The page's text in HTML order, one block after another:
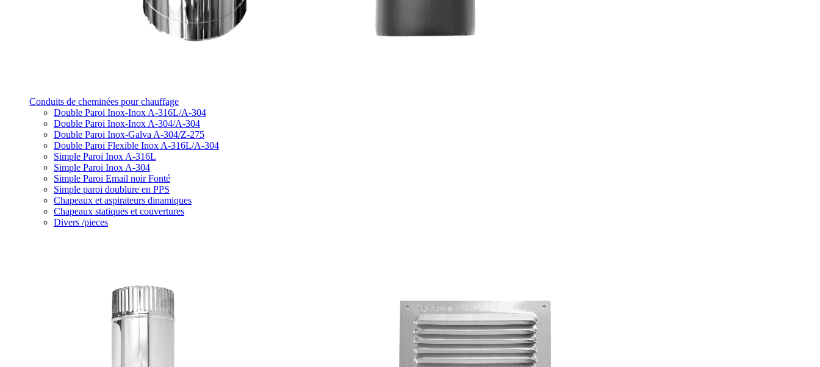
Conduits de cheminées pour chauffage
Double Paroi Inox-Inox A-316L/A-304
Double Paroi Inox-Inox A-304/A-304
Double Paroi Inox-Galva A-304/Z-275
Double Paroi Flexible Inox A-316L/A-304
Simple Paroi Inox A-316L
Simple Paroi Inox A-304
Simple Paroi Email noir Fonté
Simple paroi doublure en PPS
Chapeaux et aspirateurs dinamiques
Chapeaux statiques et couvertures
Divers /pieces